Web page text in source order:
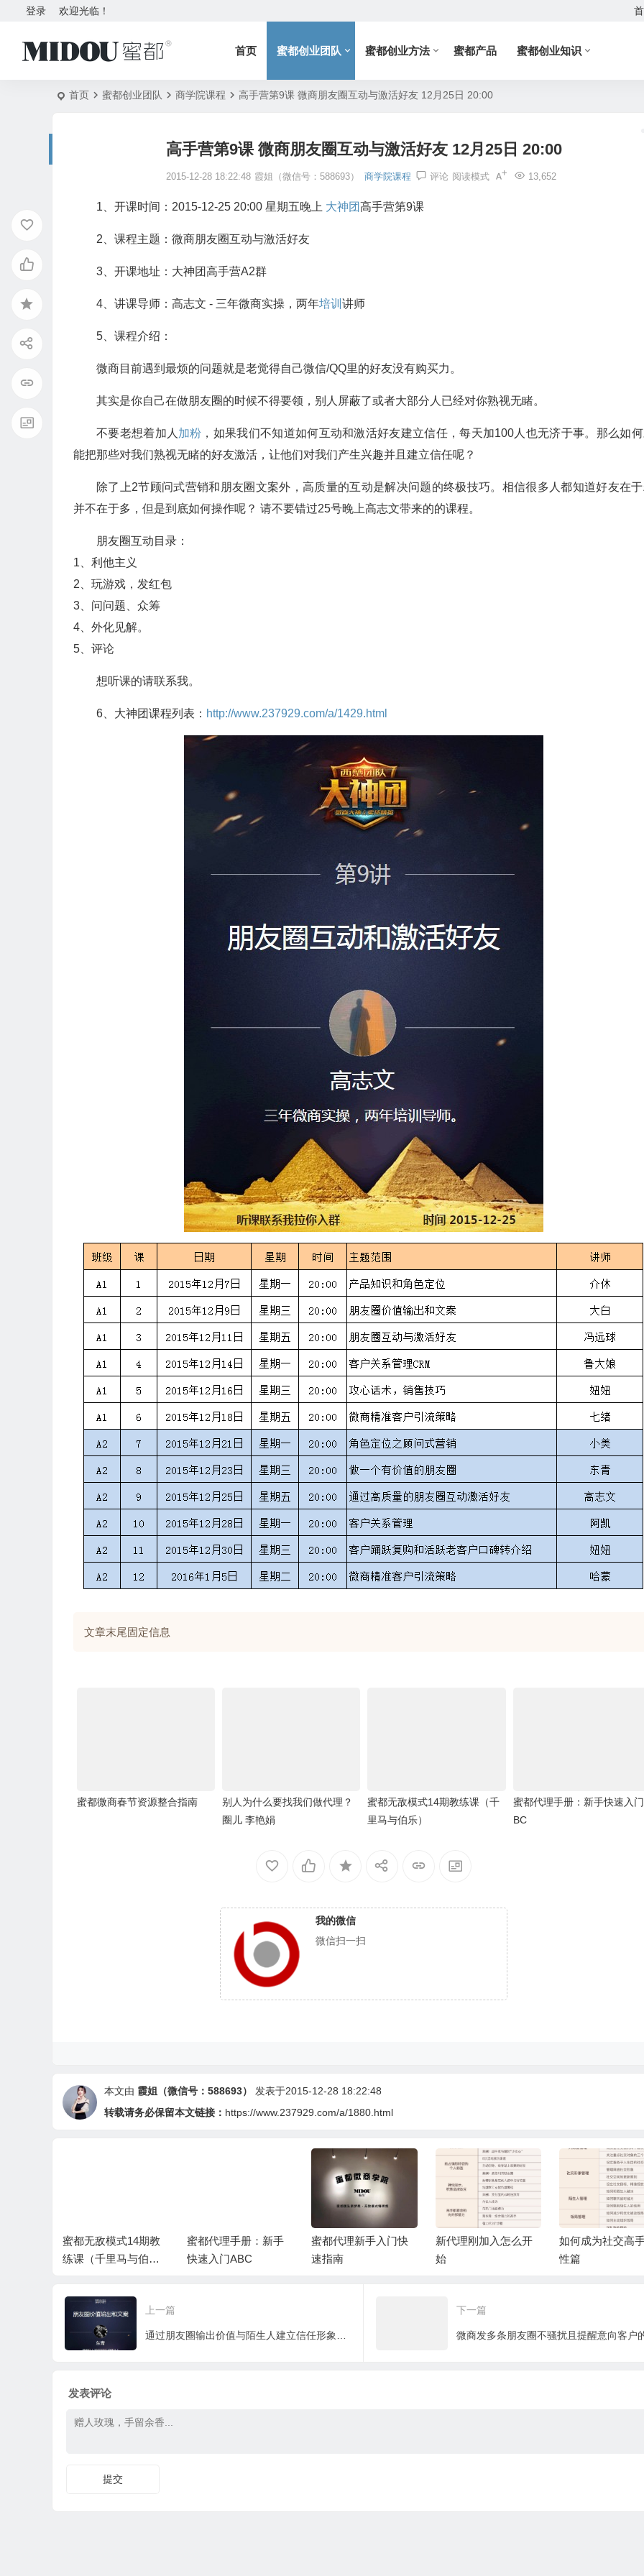
欢迎光临！
登录
首页 蜜都创业团队 蜜都创业方法 蜜都产品 蜜都创业知识
首页 蜜都创业团队 商学院课程 高手营第9课 微商朋友圈互动与激活好友 12月25日 20:00
高手营第9课 微商朋友圈互动与激活好友 12月25日 20:00
2015-12-28 18:22:48 霞姐（微信号：588693） 商学院课程 评论 13,652
阅读模式
1、开课时间：2015-12-25 20:00 星期五晚上 大神团高手营第9课
2、课程主题：微商朋友圈互动与激活好友
3、开课地址： 大神团高手营A2群
4、讲课导师：高志文 - 三年微商实操，两年培训 讲师
5、课程介绍：
微商目前遇到最烦的问题就是老觉得自己微信/QQ里的好友没有购买力。
其实是你自己在做朋友圈的时候不得要领，别人屏蔽了或者大部分人已经对你熟视无睹。
不要老想着加人 加粉 ，如果我们不知道如何互动和激活好友建立信任，每天加100人也无济于事。那么如
能把那些对我们熟视无睹的好友激活，让他们对我们产生兴趣并且建立信任呢？
除了上2节顾问式营销和朋友圈文案外，高质量的互动是解决问题的终极技巧。相信很多人都知道好友在
并不在于多，但是到底如何操作呢？ 请不要错过25号晚上高志文带来的的课程。
朋友圈互动目录：
1、利他主义
2、玩游戏，发红包
3、问问题、众筹
4、外化见解。
5、评论
想听课的请联系我。
6、大神团课程列表： http://www.237929.com/a/1429.html
文章末尾固定信息
蜜都微商春节资源整合指南
别人为什么要找我们做代理？
圈儿 李艳娟
蜜都无敌模式14期教练课（千
里马与伯乐）
蜜都代理手册：新手快速入
BC
我的微信
微信扫一扫
本文由 霞姐（微信号：588693）
发表于2015-12-28 18:22:48
转载请务必保留本文链接： https://www.237929.com/a/1880.html
蜜都无敌模式14期教
练课（千里马与伯
蜜都代理手册：新手
快速入门ABC
蜜都代理新手入门快
速指南
新代理刚加入怎么开
始
如何成为社交高
性篇
上一篇 下一篇
发表评论